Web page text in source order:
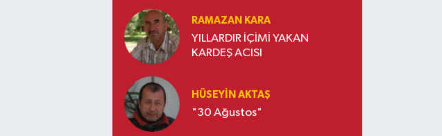
RAMAZAN KARA
YILLARDIR İÇİMİ YAKAN
KARDEŞ ACISI
HÜSEYIN AKTAŞ
"30 Ağustos"